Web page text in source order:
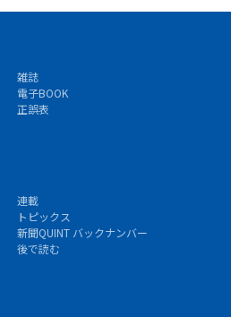
雑誌
電子BOOK
正誤表
連載
トピックス
新聞QUINT バックナンバー
後で読む